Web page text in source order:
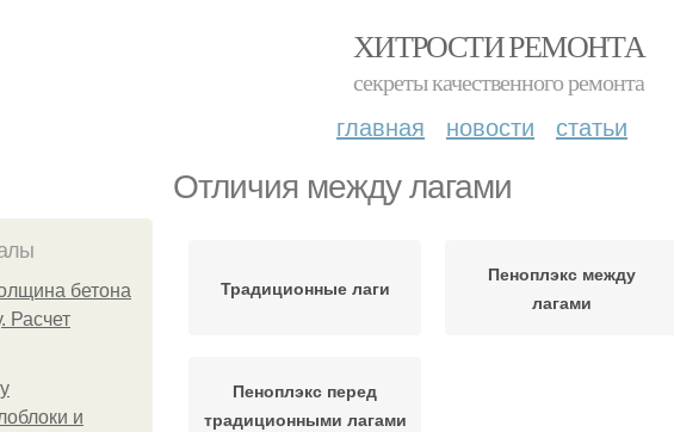
ХИТРОСТИ РЕМОНТА
секреты качественного ремонта
главная новости статьи
Отличия между лагами
бетона
Расчет
и
Традиционные лаги
Пеноплэкс между
лагами
Пеноплэкс перед
традиционными лагами